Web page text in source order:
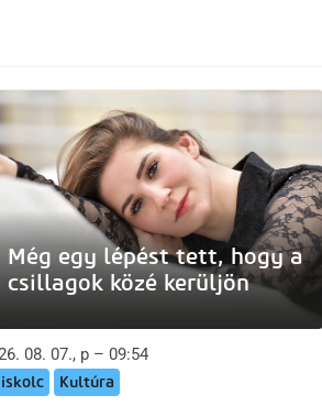
Még egy lépést tett, hogy a
csillagok közé kerüljön
08. 07., p – 09:54
Kultúra